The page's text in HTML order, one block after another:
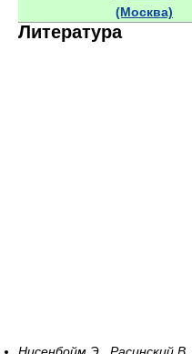
(Москва)
Литература